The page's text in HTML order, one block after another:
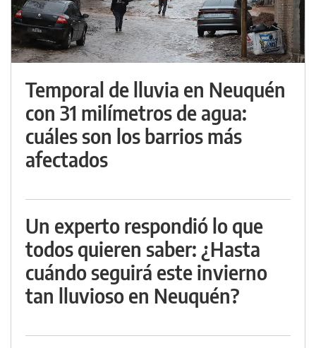
Temporal de lluvia en Neuquén
con 31 milímetros de agua:
cuáles son los barrios más
afectados
Un experto respondió lo que
todos quieren saber: ¿Hasta
cuándo seguirá este invierno
tan lluvioso en Neuquén?